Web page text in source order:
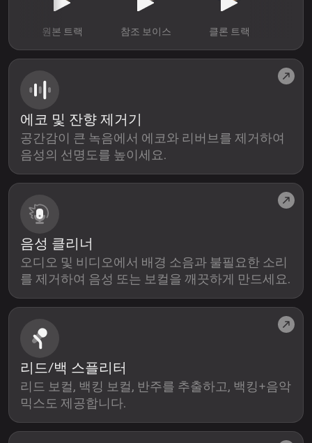
음성 클리너
오디오 및 비디오에서 배경 소음과 불필요한 소리
를 제거하여 음성 또는 보컬을 깨끗하게 만드세요.
원본 트랙 참조 보이스 클론 트랙
에코 및 잔향 제거기
공간감이 큰 녹음에서 에코와 리버브를 제거하여
음성의 선명도를 높이세요.
리드/백 스플리터
리드 보컬, 백킹 보컬, 반주를 추출하고, 백킹+음악
믹스도 제공합니다.